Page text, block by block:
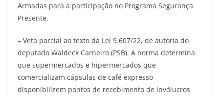
Armadas para a participação no Programa Segurança
Presente.
– Veto parcial ao texto da Lei 9.607/22, de autoria do
deputado Waldeck Carneiro (PSB). A norma determina
que supermercados e hipermercados que
comercializam cápsulas de café expresso
disponibilizem pontos de recebimento de invólucros